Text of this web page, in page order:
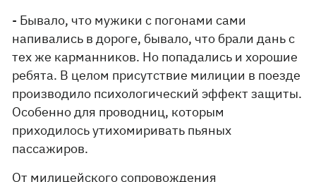
- Бывало, что мужики с погонами сами
напивались в дороге, бывало, что брали дань с
тех же карманников. Но попадались и хорошие
ребята. В целом присутствие милиции в поезде
производило психологический эффект защиты.
Особенно для проводниц, которым
приходилось утихомиривать пьяных
пассажиров.
От милицейского сопровождения